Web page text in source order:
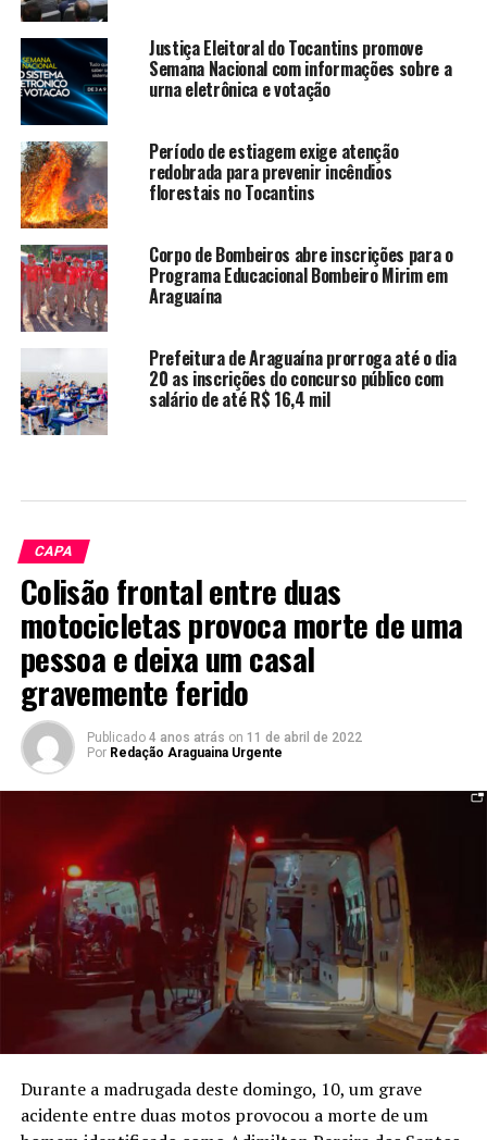
Justiça Eleitoral do Tocantins promove
Semana Nacional com informações sobre a
urna eletrônica e votação
Período de estiagem exige atenção
redobrada para prevenir incêndios
florestais no Tocantins
Corpo de Bombeiros abre inscrições para o
Programa Educacional Bombeiro Mirim em
Araguaína
Prefeitura de Araguaína prorroga até o dia
20 as inscrições do concurso público com
salário de até R$ 16,4 mil
CAPA
Colisão frontal entre duas
motocicletas provoca morte de uma
pessoa e deixa um casal
gravemente ferido
Publicado 4 anos atrás on 11 de abril de 2022
Por Redação Araguaina Urgente
Durante a madrugada deste domingo, 10, um grave
acidente entre duas motos provocou a morte de um